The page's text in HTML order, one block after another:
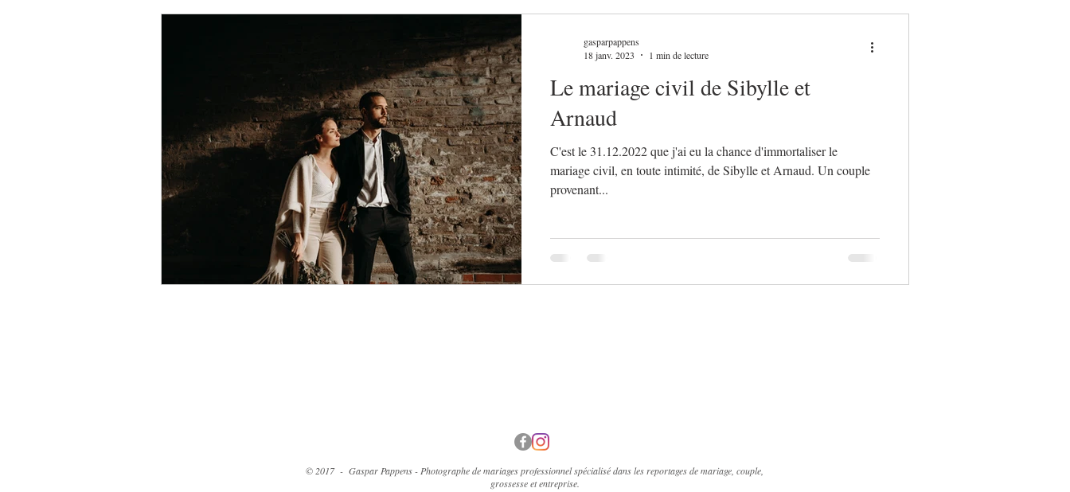
Le mariage civil de Sibylle et
Arnaud
C'est le 31.12.2022 que j'ai eu la chance d'immortaliser le
mariage civil, en toute intimité, de Sibylle et Arnaud. Un couple
provenant...
gasparpappens
18 janv. 2023
1 min de lecture
© 2017 - Gaspar Pappens - Photographe de mariages professionnel spécialisé dans les reportages de mariage, couple,
grossesse et entreprise.